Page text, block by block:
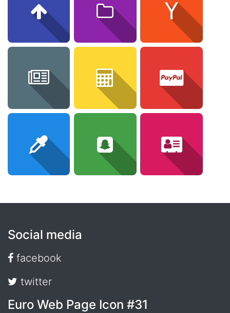
Social media
facebook
twitter
Euro Web Page Icon #31